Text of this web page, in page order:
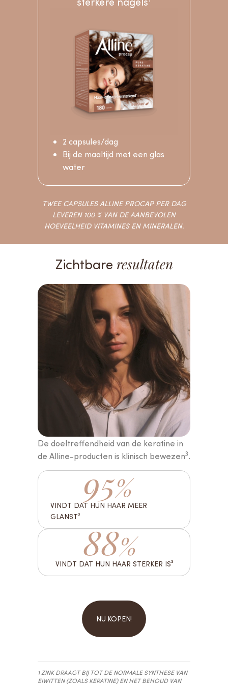
2 capsules/dag
Bij de maaltijd met een glas
water
TWEE CAPSULES ALLINE PROCAP PER DAG
LEVEREN 100 % VAN DE AANBEVOLEN
HOEVEELHEID VITAMINES EN MINERALEN.
Zichtbare resultaten
De doeltreffendheid van de keratine in
de Alline-producten is klinisch bewezen3.
95%
VINDT DAT HUN HAAR MEER
GLANST³
88%
VINDT DAT HUN HAAR STERKER IS³
NU KOPEN!
1 ZINK DRAAGT BIJ TOT DE NORMALE SYNTHESE VAN
EIWITTEN (ZOALS KERATINE) EN HET BEHOUD VAN
IK BEGIN DE TEST